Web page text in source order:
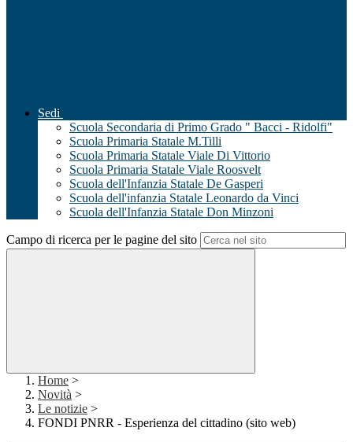
Sedi
Scuola Secondaria di Primo Grado " Bacci - Ridolfi"
Scuola Primaria Statale M.Tilli
Scuola Primaria Statale Viale Di Vittorio
Scuola Primaria Statale Viale Roosvelt
Scuola dell'Infanzia Statale De Gasperi
Scuola dell'infanzia Statale Leonardo da Vinci
Scuola dell'Infanzia Statale Don Minzoni
Campo di ricerca per le pagine del sito
Home >
Novità >
Le notizie >
FONDI PNRR - Esperienza del cittadino (sito web)